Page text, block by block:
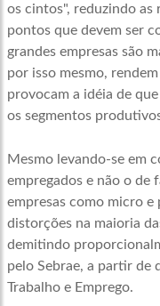
os cintos", reduzindo
pontos que devem ser
grandes empresas são
por isso mesmo,
provocam a idéia de
os segmentos
Mesmo levando-se em
empregados e não o de
empresas como micro e
distorções na maioria
demitindo
pelo Sebrae, a partir de
Trabalho e Emprego.